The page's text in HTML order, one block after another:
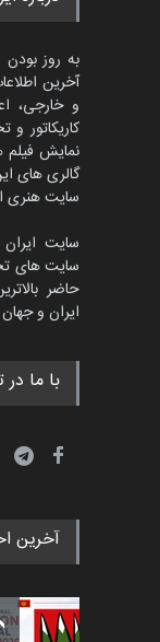
به روز بودن
آخرین
و خارجی،
کاریکاتور
نمایش
گالری های
سایت
سایت
سایت های
حاضر
ایران و
با ما
آخرین